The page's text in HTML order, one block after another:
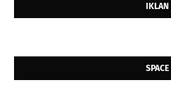
IKLAN
SPACE